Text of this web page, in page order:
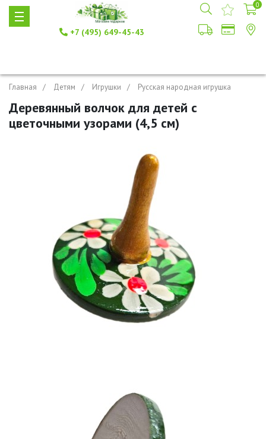
+7 (495) 649-45-43
0
Главная Детям Игрушки Русская народная игрушка
Деревянный волчок для детей с
цветочными узорами (4,5 см)